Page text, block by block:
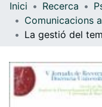
Inici Recerca